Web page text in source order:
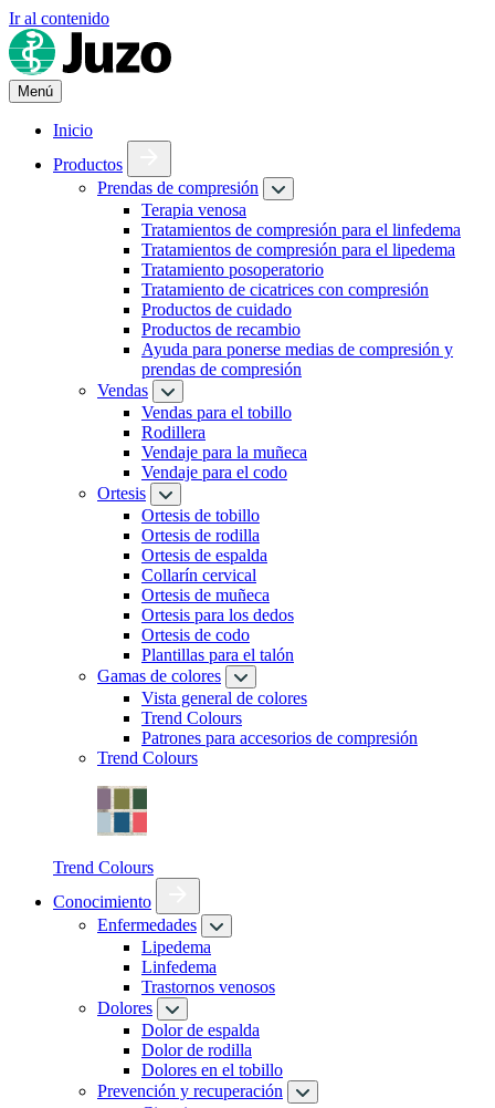
Ir al contenido
Menú
Inicio
Productos
Prendas de compresión
Terapia venosa
Tratamientos de compresión para el linfedema
Tratamientos de compresión para el lipedema
Tratamiento posoperatorio
Tratamiento de cicatrices con compresión
Productos de cuidado
Productos de recambio
Ayuda para ponerse medias de compresión y
prendas de compresión
Vendas
Vendas para el tobillo
Rodillera
Vendaje para la muñeca
Vendaje para el codo
Ortesis
Ortesis de tobillo
Ortesis de rodilla
Ortesis de espalda
Collarín cervical
Ortesis de muñeca
Ortesis para los dedos
Ortesis de codo
Plantillas para el talón
Gamas de colores
Vista general de colores
Trend Colours
Patrones para accesorios de compresión
Trend Colours
Trend Colours
Conocimiento
Enfermedades
Lipedema
Linfedema
Trastornos venosos
Dolores
Dolor de espalda
Dolor de rodilla
Dolores en el tobillo
Prevención y recuperación